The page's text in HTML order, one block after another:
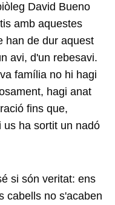
David Bueno
amb aquestes
han de dur aquest
avi, d'un rebesavi.
família no hi hagi
hagi anat
fins que,
us ha sortit un nadó
si són veritat: ens
cabells no s'acaben